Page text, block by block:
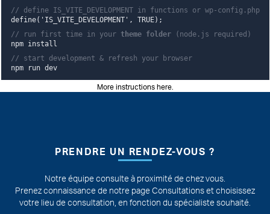
// define IS_VITE_DEVELOPMENT in functions or wp-config.php
define('IS_VITE_DEVELOPMENT', TRUE);
// run first time in your theme folder(node.js required)
npm install
// start development & refresh your browser
npm run dev
More instructions here.
PRENDRE UN RENDEZ-VOUS ?
Notre équipe consulte à proximité de chez vous.
Prenez connaissance de notre page Consultations et choisissez
votre lieu de consultation, en fonction du spécialiste souhaité.